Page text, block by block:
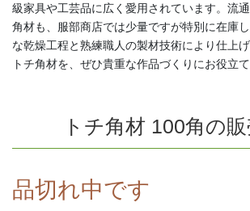
級家具や工芸品に広く愛用されています。流
角材も、服部商店では少量ですが特別に在庫
な乾燥工程と熟練職人の製材技術により仕上
トチ角材を、ぜひ貴重な作品づくりにお役立て
トチ角材 100角の販
品切れ中です